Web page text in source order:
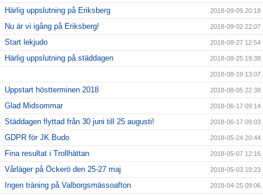
Härlig uppslutning på Eriksberg 2018-09-09 20:18
Nu är vi igång på Eriksberg! 2018-09-02 22:07
Start lekjudo 2018-08-27 12:54
Härlig uppslutning på städdagen 2018-08-25 19:38
2018-08-19 13:07
Uppstart höstterminen 2018 2018-08-05 22:38
Glad Midsommar 2018-06-17 09:14
Städdagen flyttad från 30 juni till 25 augusti! 2018-06-17 09:03
GDPR för JK Budo 2018-05-24 20:44
Fina resultat i Trollhättan 2018-05-07 12:16
Vårläger på Öckerö den 25-27 maj 2018-05-03 19:23
Ingen träning på Valborgsmässoafton 2018-04-25 09:06